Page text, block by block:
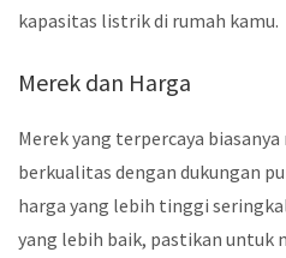
kapasitas listrik di rumah kamu.
Merek dan Harga
Merek yang terpercaya
berkualitas dengan dukungan
harga yang lebih tinggi
yang lebih baik, pastikan